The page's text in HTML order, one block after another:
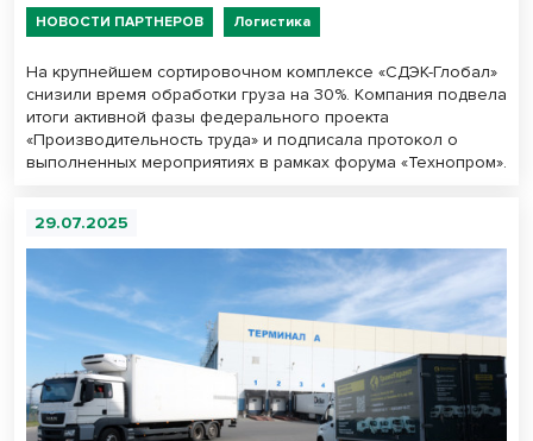
НОВОСТИ ПАРТНЕРОВ Логистика
На крупнейшем сортировочном комплексе «СДЭК-Глобал»
снизили время обработки груза на 30%. Компания подвела
итоги активной фазы федерального проекта
«Производительность труда» и подписала протокол о
выполненных мероприятиях в рамках форума «Технопром».
29.07.2025